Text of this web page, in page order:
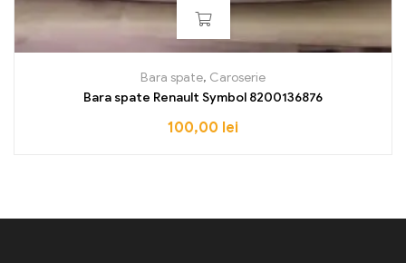
Bara spate, Caroserie
Bara spate Renault Symbol 8200136876
100,00 lei